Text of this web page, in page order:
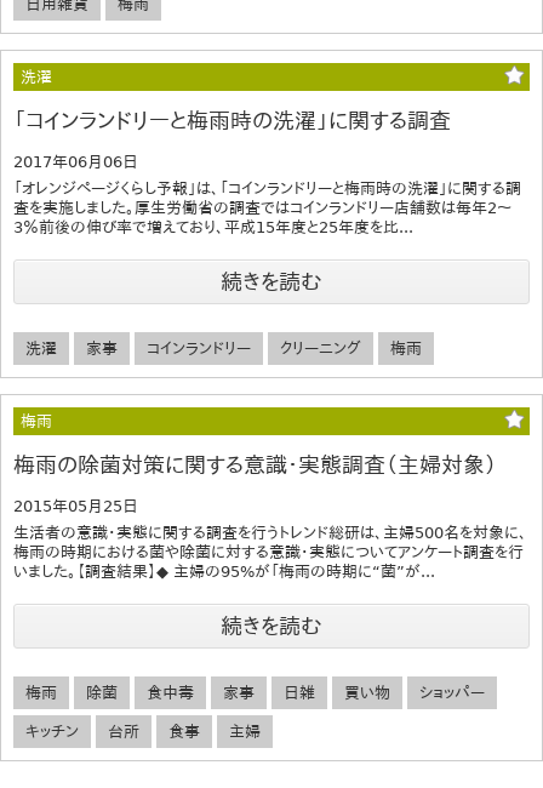
日用雑貨 梅雨
洗濯
「コインランドリーと梅雨時の洗濯」に関する調査
2017年06月06日
「オレンジページくらし予報」は、「コインランドリーと梅雨時の洗濯」に関する調
査を実施しました。厚生労働省の調査ではコインランドリー店舗数は毎年2～
3％前後の伸び率で増えており、平成15年度と25年度を比...
続きを読む
洗濯 家事 コインランドリー クリーニング 梅雨
梅雨
梅雨の除菌対策に関する意識・実態調査（主婦対象）
2015年05月25日
生活者の意識・実態に関する調査を行うトレンド総研は、主婦500名を対象に、
梅雨の時期における菌や除菌に対する意識・実態についてアンケート調査を行
いました。【調査結果】◆ 主婦の95%が「梅雨の時期に“菌”が...
続きを読む
梅雨 除菌 食中毒 家事 日雑 買い物 ショッパー
キッチン 台所 食事 主婦